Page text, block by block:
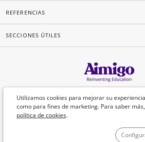
Utilizamos cookies para mejorar su
como para fines de marketing. Para saber
política de cookies.
REFERENCIAS
SECCIONES ÚTILES
Español